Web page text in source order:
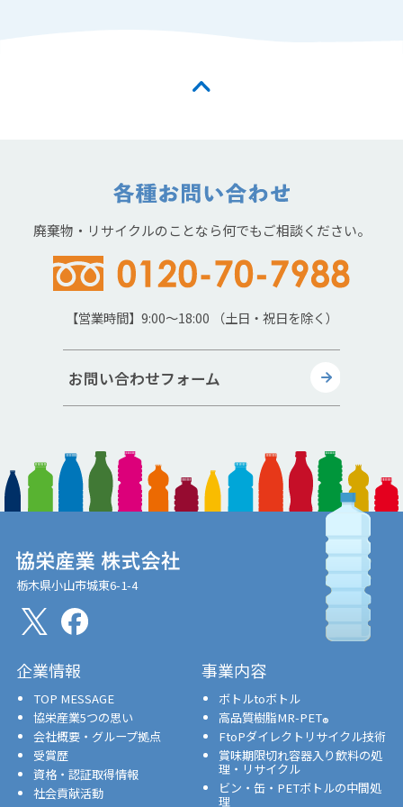
廃棄物・リサイクルのことなら何でもご相談ください。
【営業時間】9:00～18:00 （土日・祝日を除く）
お問い合わせフォーム
栃木県小山市城東6-1-4
企業情報
TOP MESSAGE
協栄産業5つの思い
会社概要・グループ拠点
受賞歴
資格・認証取得情報
社会貢献活動
事業内容
ボトルtoボトル
高品質樹脂MR-PET®
FtoPダイレクトリサイクル技術
賞味期限切れ容器入り飲料の処
理・リサイクル
ビン・缶・PETボトルの中間処
理